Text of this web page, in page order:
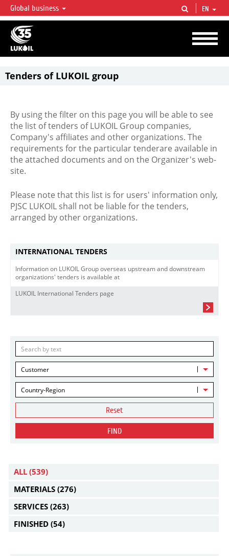
LUKOIL OVERVIEW
LUKOIL is one of the largest oil & gas vertical integrated companies in the world
accounting for over 2% of crude production and circa 1% of proved hydrocarbon
reserves globally.
Global business EN
Tenders of LUKOIL group
By using the filter on this page you will be able to see
the list of tenders of LUKOIL Group companies,
Company's affiliates and other organizations. The
requirements for the particular tenderare available in
the attached documents and on the Organizer's web-
site.
Please note that this list is for users' information only,
PJSC LUKOIL shall not be liable for the tenders,
arranged by other organizations.
INTERNATIONAL TENDERS
Information on LUKOIL Group overseas upstream and downstream
organizations' tenders is available at
LUKOIL International Tenders page
Customer
Country-Region
Reset
FIND
ALL (539)
MATERIALS (276)
SERVICES (263)
FINISHED (54)